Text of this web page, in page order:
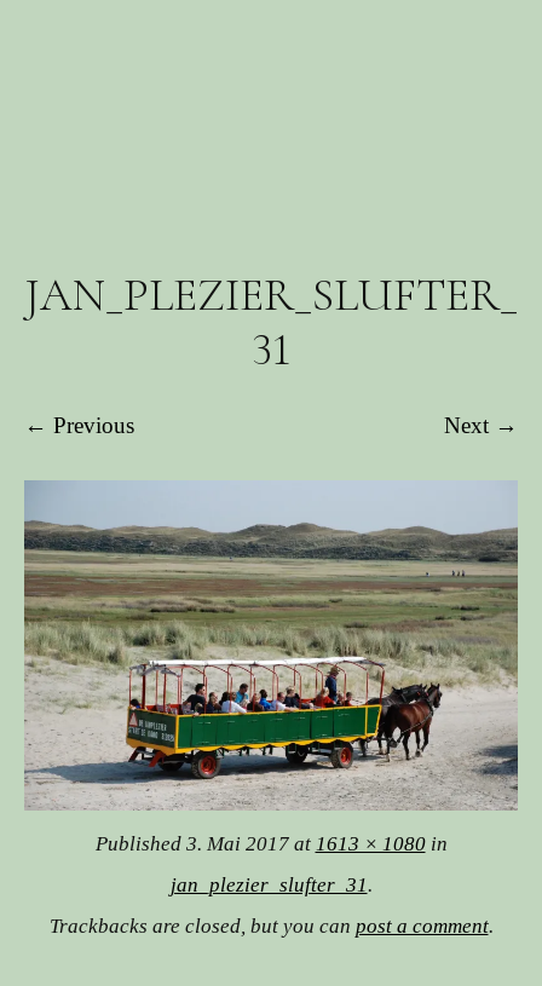
JAN_PLEZIER_SLUFTER_
31
← Previous Next →
Published 3. Mai 2017at 1613 × 1080in
jan_plezier_slufter_31.
Trackbacks are closed, but you can post a comment.